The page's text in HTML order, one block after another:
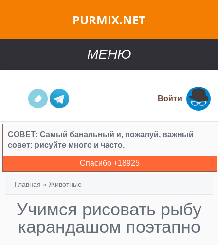
PURMIX.NET
МЕНЮ
Войти
СОВЕТ: Самый банальный и, пожалуй, важный
совет: рисуйте много и часто.
Спасибо +18925
Главная » Животные
Учимся рисовать рыбу
карандашом поэтапно